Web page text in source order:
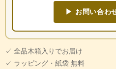
▶ お問い合わ
✓ 全品木箱入りでお届け
✓ ラッピング・紙袋 無料